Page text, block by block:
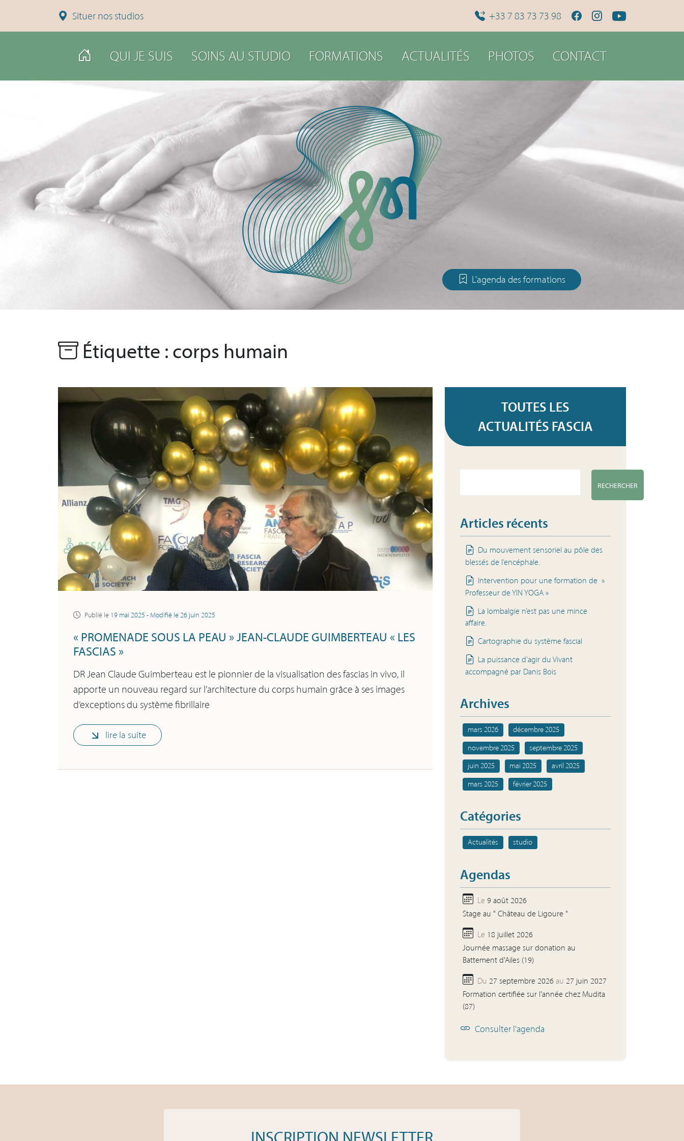
Situer nos studios +33 7 83 73 73 98
QUI JE SUIS SOINS AU STUDIO FORMATIONS ACTUALITÉS PHOTOS CONTACT
L'agenda des formations
Étiquette :corps humain
Publié le 19 mai 2025 - Modifié le26 juin 2025
« PROMENADE SOUS LA PEAU » JEAN-CLAUDE GUIMBERTEAU « LES
FASCIAS »
DR Jean Claude Guimberteau est le pionnier de la visualisation des fascias in vivo, il
apporte un nouveau regard sur l’architecture du corps humain grâce à ses images
d’exceptions du système fibrillaire
lire la suite
TOUTES LES
ACTUALITÉS FASCIA
RECHERCHER
Articles récents
Du mouvement sensoriel au pôle des
blessés de l’encéphale.
Intervention pour une formation de »
Professeur de YIN YOGA »
La lombalgie n’est pas une mince
affaire.
Cartographie du système fascial
La puissance d’agir du Vivant
accompagné par Danis Bois
Archives
mars 2026
décembre 2025
novembre 2025
septembre 2025
juin 2025
mai 2025
avril 2025
mars 2025
février 2025
Catégories
Actualités studio
Agendas
Le 9 août 2026
Stage au " Château de Ligoure "
Le 18 juillet 2026
Journée massage sur donation au
Battement d'Ailes (19)
Du 27 septembre 2026 au 27 juin 2027
Formation certifiée sur l'année chez Mudita
(87)
Consulter l'agenda
INSCRIPTION NEWSLETTER